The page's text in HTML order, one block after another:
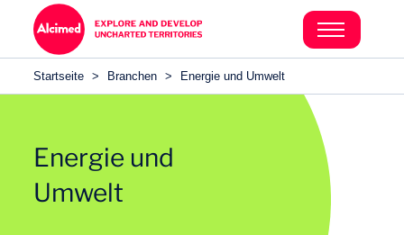
Search in content
Startseite > Branchen > Energie und Umwelt
Energie und
Umwelt